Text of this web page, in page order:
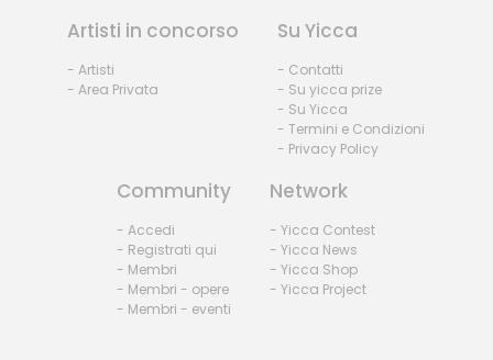
Artisti in concorso
- Artisti
- Area Privata
Su Yicca
- Contatti
- Su yicca prize
- Su Yicca
- Termini e Condizioni
- Privacy Policy
Community
- Accedi
- Registrati qui
- Membri
- Membri - opere
- Membri - eventi
Network
- Yicca Contest
- Yicca News
- Yicca Shop
- Yicca Project